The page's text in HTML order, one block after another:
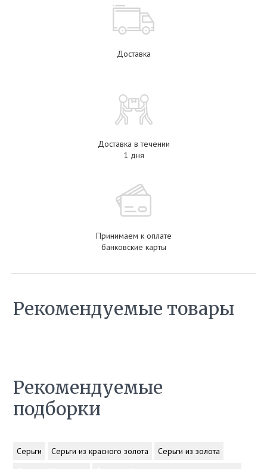
Доставка
Доставка в течении
1 дня
Принимаем к оплате
банковские карты
Рекомендуемые товары
Рекомендуемые
подборки
Серьги Серьги из красного золота
Серьги из золота